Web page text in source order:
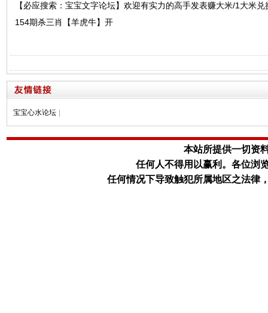
【必应搜索：宝宝文字论坛】欢迎有实力的高手发表赚大米/1大米
154期杀三肖【羊虎牛】开
宝宝心水论坛
本站所提供一切资
任何人不得用以赢利。 各位浏
任何情况下导致触犯所属地区之法律